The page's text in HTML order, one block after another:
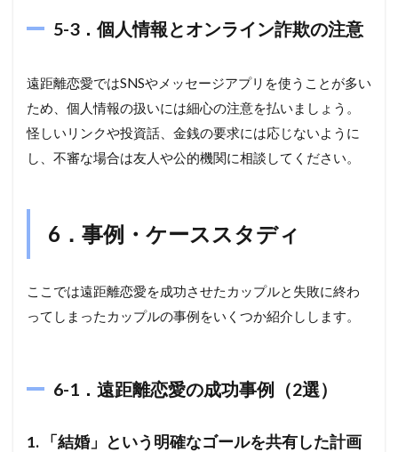
5-3．個人情報とオンライン詐欺の注意
遠距離恋愛ではSNSやメッセージアプリを使うことが多い
ため、個人情報の扱いには細心の注意を払いましょう。
怪しいリンクや投資話、金銭の要求には応じないように
し、不審な場合は友人や公的機関に相談してください。
6．事例・ケーススタディ
ここでは遠距離恋愛を成功させたカップルと失敗に終わ
ってしまったカップルの事例をいくつか紹介しします。
6-1．遠距離恋愛の成功事例（2選）
1.
「結婚」という明確なゴールを共有した計画